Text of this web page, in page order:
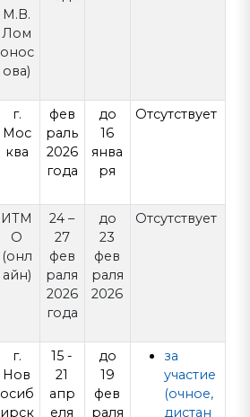
М.В.
Лом
онос
ова)
г.
Мос
ква
фев
раль
2026
года
до
16
янва
ря
Отсутствует
ИТМ
О
(онл
айн)
24 –
27
фев
раля
2026
года
до
23
фев
раля
2026
Отсутствует
г.
Нов
осиб
ирск
15 -
21
апр
еля
до
19
фев
раля
за
участие
(очное,
дистан